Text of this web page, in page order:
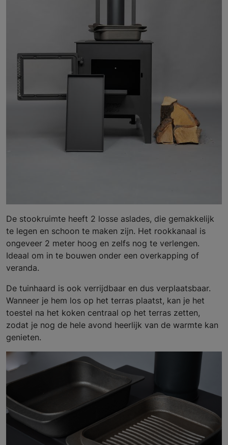
De stookruimte heeft 2 losse aslades, die gemakkelijk
te legen en schoon te maken zijn. Het rookkanaal is
ongeveer 2 meter hoog en zelfs nog te verlengen.
Ideaal om in te bouwen onder een overkapping of
veranda.
De tuinhaard is ook verrijdbaar en dus verplaatsbaar.
Wanneer je hem los op het terras plaatst, kan je het
toestel na het koken centraal op het terras zetten,
zodat je nog de hele avond heerlijk van de warmte kan
genieten.